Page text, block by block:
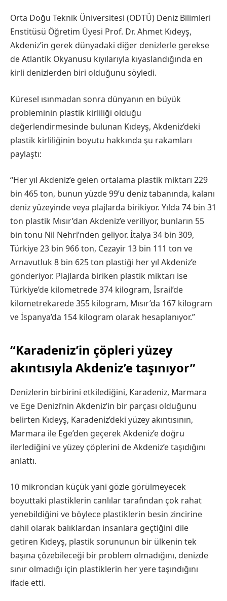
Orta Doğu Teknik Üniversitesi (ODTÜ) Deniz Bilimleri
Enstitüsü Öğretim Üyesi Prof. Dr. Ahmet Kıdeyş,
Akdeniz’in gerek dünyadaki diğer denizlerle gerekse
de Atlantik Okyanusu kıyılarıyla kıyaslandığında en
kirli denizlerden biri olduğunu söyledi.
Küresel ısınmadan sonra dünyanın en büyük
probleminin plastik kirliliği olduğu
değerlendirmesinde bulunan Kıdeyş, Akdeniz’deki
plastik kirliliğinin boyutu hakkında şu rakamları
paylaştı:
“Her yıl Akdeniz’e gelen ortalama plastik miktarı 229
bin 465 ton, bunun yüzde 99’u deniz tabanında, kalanı
deniz yüzeyinde veya plajlarda birikiyor. Yılda 74 bin 31
ton plastik Mısır’dan Akdeniz’e veriliyor, bunların 55
bin tonu Nil Nehri’nden geliyor. İtalya 34 bin 309,
Türkiye 23 bin 966 ton, Cezayir 13 bin 111 ton ve
Arnavutluk 8 bin 625 ton plastiği her yıl Akdeniz’e
gönderiyor. Plajlarda biriken plastik miktarı ise
Türkiye’de kilometrede 374 kilogram, İsrail’de
kilometrekarede 355 kilogram, Mısır’da 167 kilogram
ve İspanya’da 154 kilogram olarak hesaplanıyor.”
“Karadeniz’in çöpleri yüzey
akıntısıyla Akdeniz’e taşınıyor”
Denizlerin birbirini etkilediğini, Karadeniz, Marmara
ve Ege Denizi’nin Akdeniz’in bir parçası olduğunu
belirten Kıdeyş, Karadeniz’deki yüzey akıntısının,
Marmara ile Ege’den geçerek Akdeniz’e doğru
ilerlediğini ve yüzey çöplerini de Akdeniz’e taşıdığını
anlattı.
10 mikrondan küçük yani gözle görülmeyecek
boyuttaki plastiklerin canlılar tarafından çok rahat
yenebildiğini ve böylece plastiklerin besin zincirine
dahil olarak balıklardan insanlara geçtiğini dile
getiren Kıdeyş, plastik sorununun bir ülkenin tek
başına çözebileceği bir problem olmadığını, denizde
sınır olmadığı için plastiklerin her yere taşındığını
ifade etti.